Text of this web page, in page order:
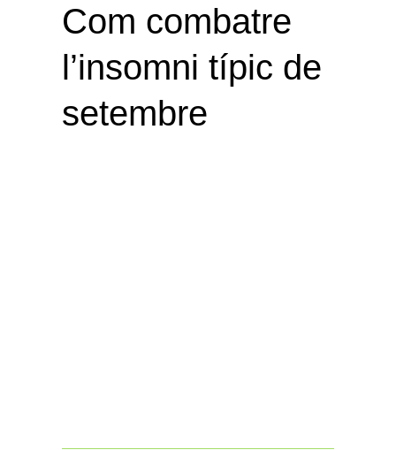
Com combatre
l’insomni típic de
setembre